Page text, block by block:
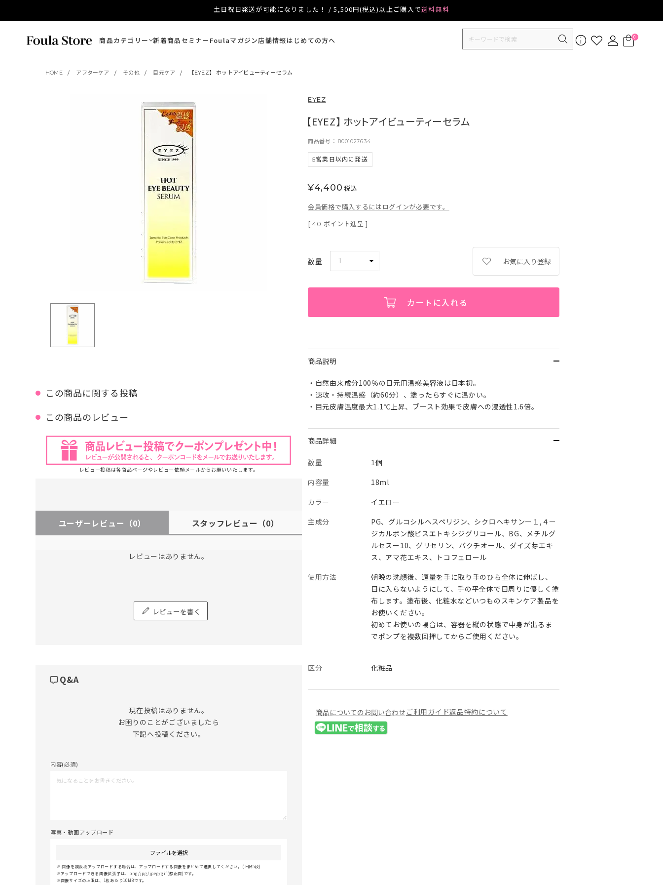
土日祝日発送が可能になりました！ / 5,500円(税込)以上ご購入で送料無料
商品カテゴリー 新着商品セミナー Foulaマガジン店舗情報はじめての方へ 0
HOME アフターケア その他 目元ケア 【EYEZ】 ホットアイビューティーセラム
この商品に関する投稿
この商品のレビュー
レビュー投稿は各商品ページやレビュー依頼メールからお願いいたします。
ユーザーレビュー （0） スタッフレビュー （0）
レビューはありません。
レビューを書く
Q&A
現在投稿はありません。
お困りのことがございましたら
下記へ投稿ください。
内容(必須)
写真・動画アップロード
ファイルを選択
画像を複数枚アップロードする場合は、アップロードする画像をまとめて選択してください。(上限5枚)
アップロードできる画像拡張子は、png/jpg/jpeg/gif(静止画)です。
画像サイズの上限は、1枚あたり10MBです。
EYEZ
【EYEZ】 ホットアイビューティーセラム
商品番号 8001027634
5営業日以内に発送
¥4,400 税込
会員価格で購入するにはログインが必要です。
[ 40 ポイント進呈 ]
お気に入り登録
カートに入れる
商品説明
・自然由来成分100％の目元用温感美容液は日本初。
・速攻・持続温感（約60分）、塗ったらすぐに温かい。
・目元皮膚温度最大1.1℃上昇、ブースト効果で皮膚への浸透性1.6倍。
商品詳細
数量
1個
内容量
18ml
カラー
イエロー
主成分
PG、グルコシルヘスペリジン、シクロヘキサンー１,４ー
ジカルボン酸ビスエトキシジグリコール、BG、メチルグ
ルセスー10、グリセリン、バクチオール、ダイズ芽エキ
ス、アマ花エキス、トコフェロール
使用方法
朝晩の洗顔後、適量を手に取り手のひら全体に伸ばし、
目に入らないようにして、手の平全体で目周りに優しく塗
布します。塗布後、化粧水などいつものスキンケア製品を
お使いください。
初めてお使いの場合は、容器を縦の状態で中身が出るま
でポンプを複数回押してからご使用ください。
区分 化粧品
商品についてのお問い合わせ ご利用ガイド返品特約について